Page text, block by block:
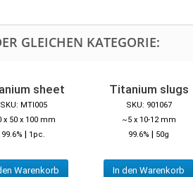
GLEICHEN KATEGORIE:
sheet
SKU: MTI005
x 50 x 100 mm
99.6% | 1pc.
Warenkorb
Titanium slugs
SKU: 901067
~5 x 10-12 mm
99.6% | 50g
In den Warenkorb